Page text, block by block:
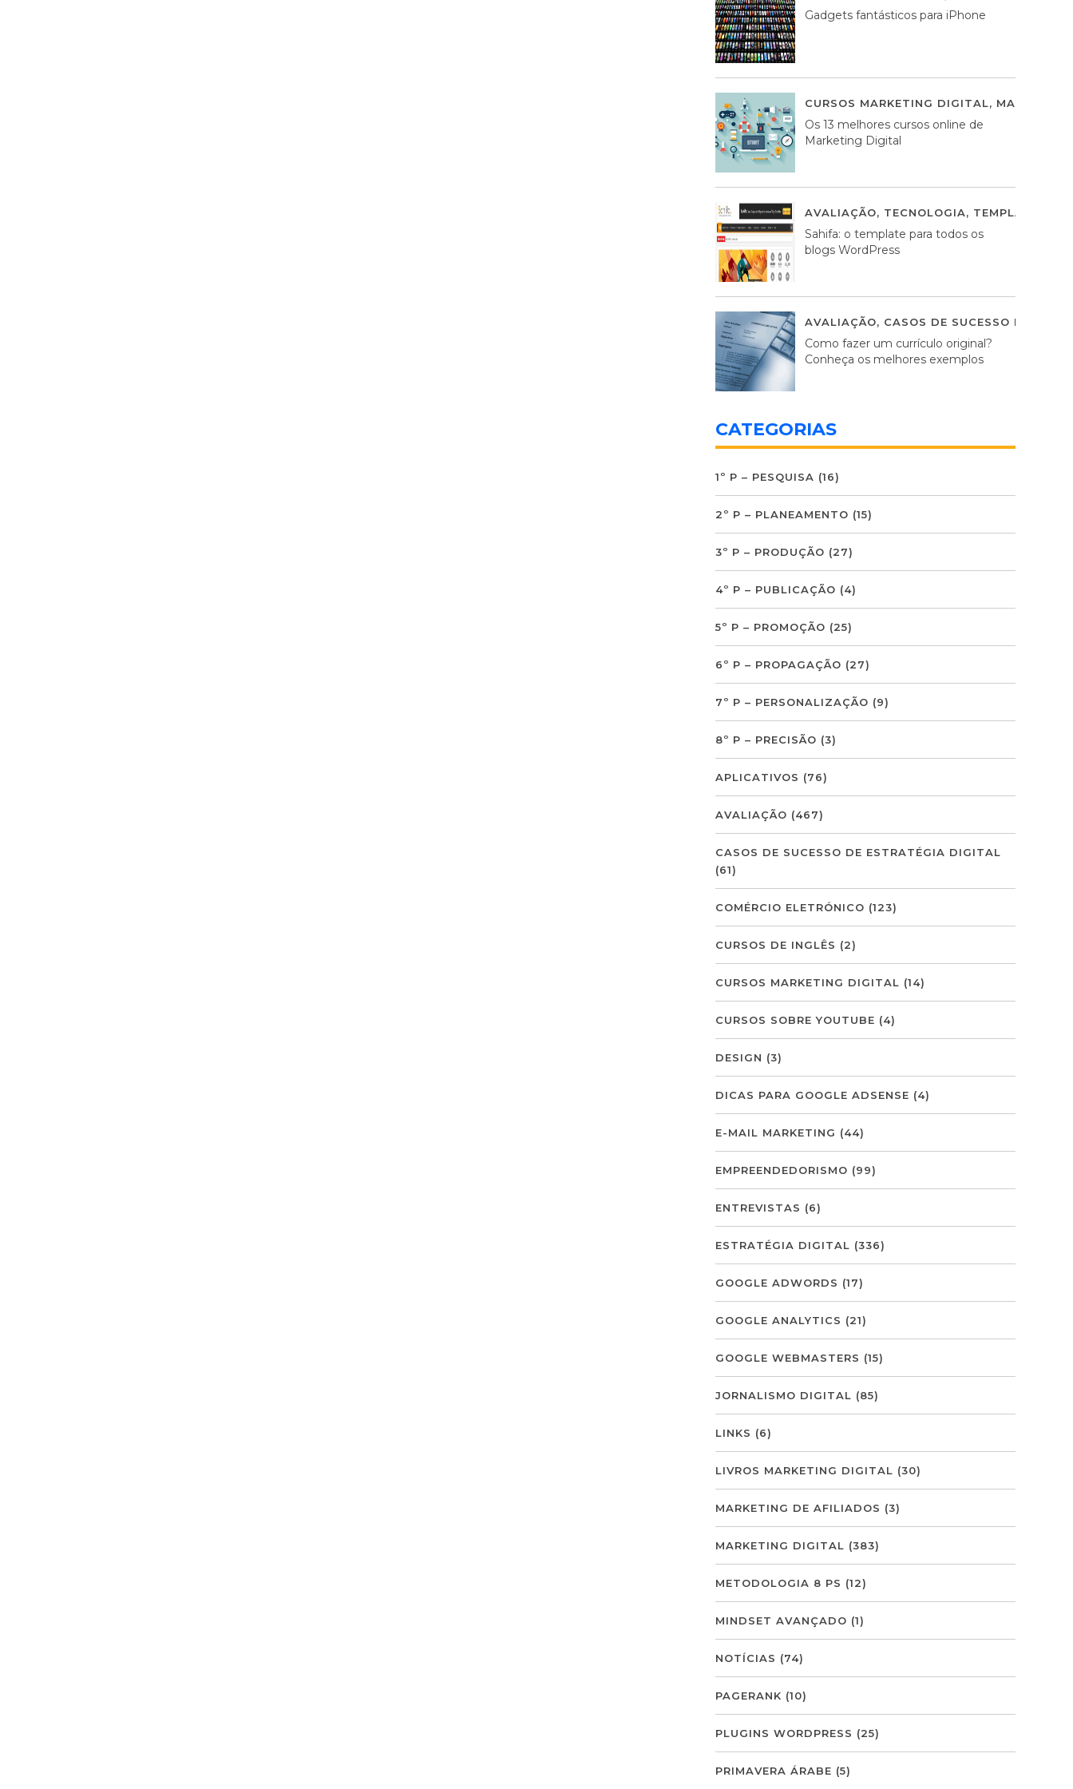
Gadgets fantásticos para iPhone
CURSOS MARKETING DIGITAL,
Os 13 melhores cursos online de
Marketing Digital
AVALIAÇÃO, TECNOLOGIA, TEMPLATES
Sahifa: o template para todos os
blogs WordPress
AVALIAÇÃO, CASOS DE SUCESSO DE
Como fazer um currículo original?
Conheça os melhores exemplos
CATEGORIAS
1º P – PESQUISA (16)
2º P – PLANEAMENTO (15)
3º P – PRODUÇÃO (27)
4º P – PUBLICAÇÃO (4)
5º P – PROMOÇÃO (25)
6º P – PROPAGAÇÃO (27)
7º P – PERSONALIZAÇÃO (9)
8º P – PRECISÃO (3)
APLICATIVOS (76)
AVALIAÇÃO (467)
CASOS DE SUCESSO DE ESTRATÉGIA DIGITAL
(61)
COMÉRCIO ELETRÓNICO (123)
CURSOS DE INGLÊS (2)
CURSOS MARKETING DIGITAL (14)
CURSOS SOBRE YOUTUBE (4)
DESIGN (3)
DICAS PARA GOOGLE ADSENSE (4)
E-MAIL MARKETING (44)
EMPREENDEDORISMO (99)
ENTREVISTAS (6)
ESTRATÉGIA DIGITAL (336)
GOOGLE ADWORDS (17)
GOOGLE ANALYTICS (21)
GOOGLE WEBMASTERS (15)
JORNALISMO DIGITAL (85)
LINKS (6)
LIVROS MARKETING DIGITAL (30)
MARKETING DE AFILIADOS (3)
MARKETING DIGITAL (383)
METODOLOGIA 8 PS (12)
MINDSET AVANÇADO (1)
NOTÍCIAS (74)
PAGERANK (10)
PLUGINS WORDPRESS (25)
PRIMAVERA ÁRABE (5)